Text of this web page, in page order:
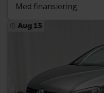
Med finansiering
Aug 13